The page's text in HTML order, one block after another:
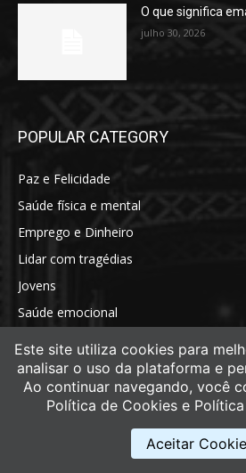
O que significa
julho 30, 2026
POPULAR CATEGORY
Paz e Felicidade
Saúde física e mental
Emprego e Dinheiro
Lidar com tragédias
Jovens
Saúde emocional
Este site utiliza cookies para
analisar o uso da plataforma e
Ao continuar navegando, você
Política de Cookies e
Aceitar